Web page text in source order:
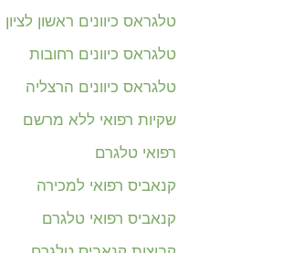
טלגראס כיוונים ראשון לציון
טלגראס כיוונים רחובות
טלגראס כיוונים הרצליה
שקיות רפואי ללא מרשם
רפואי טלגרם
קנאביס רפואי למכירה
קנאביס רפואי טלגרם